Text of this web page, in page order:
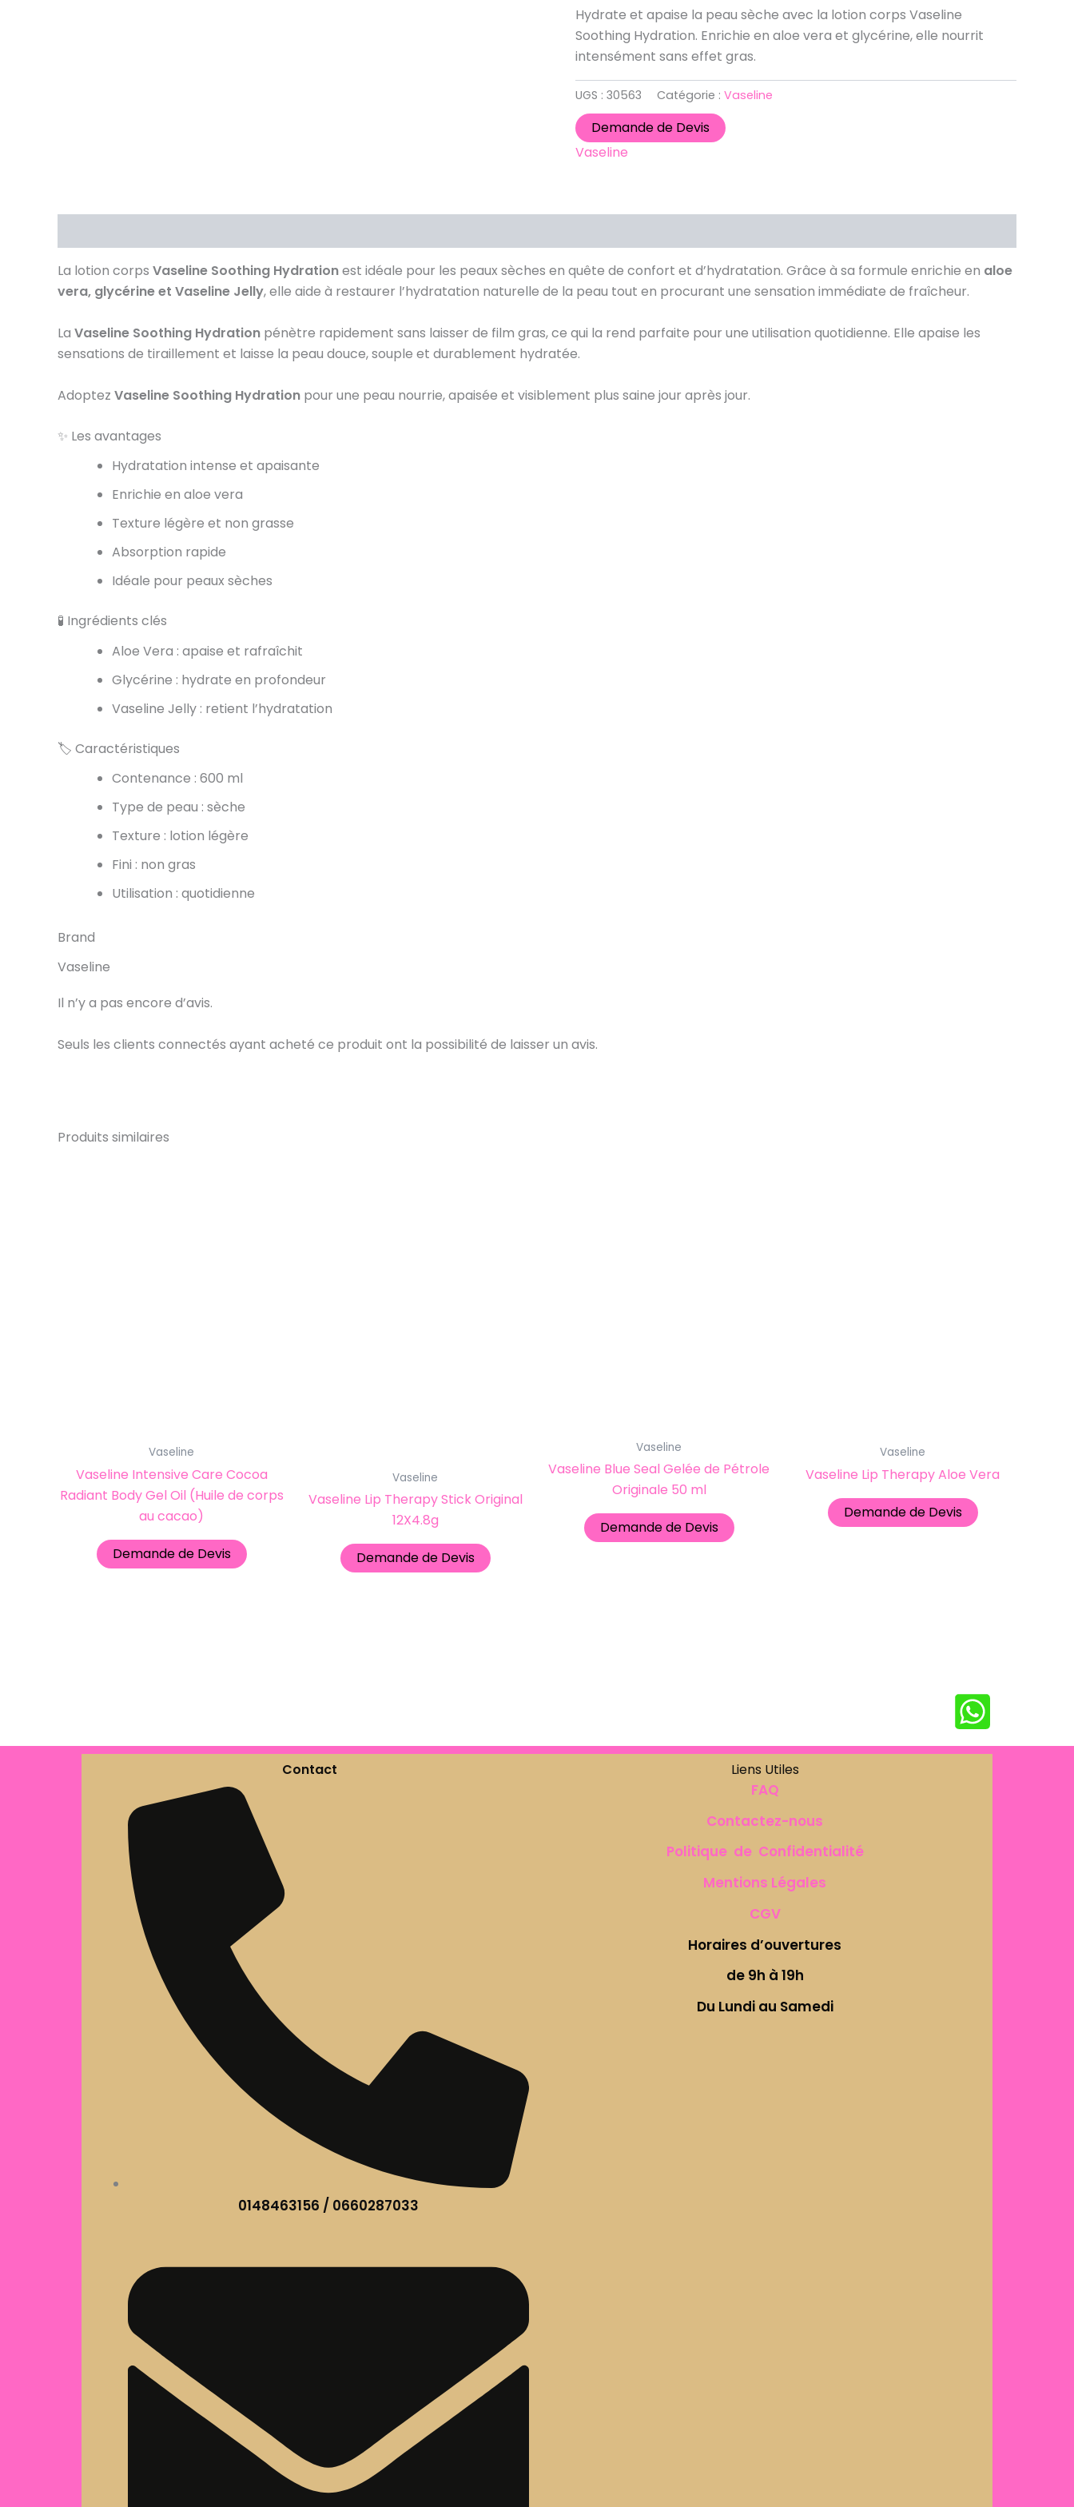
Hydrate et apaise la peau sèche avec la lotion corps Vaseline
Soothing Hydration. Enrichie en aloe vera et glycérine, elle nourrit
intensément sans effet gras.
UGS : 30563 Catégorie : Vaseline
Demande de Devis
Vaseline
La lotion corps Vaseline Soothing Hydrationest idéale pour les peaux sèches en quête de confort et d’hydratation. Grâce à sa formule enrichie en aloe
vera, glycérine et Vaseline Jelly, elle aide à restaurer l’hydratation naturelle de la peau tout en procurant une sensation immédiate de fraîcheur.
La Vaseline Soothing Hydration pénètre rapidement sans laisser de film gras, ce qui la rend parfaite pour une utilisation quotidienne. Elle apaise les
sensations de tiraillement et laisse la peau douce, souple et durablement hydratée.
Adoptez Vaseline Soothing Hydration pour une peau nourrie, apaisée et visiblement plus saine jour après jour.
✨ Les avantages
Hydratation intense et apaisante
Enrichie en aloe vera
Texture légère et non grasse
Absorption rapide
Idéale pour peaux sèches
🧪 Ingrédients clés
Aloe Vera : apaise et rafraîchit
Glycérine : hydrate en profondeur
Vaseline Jelly : retient l’hydratation
🏷️ Caractéristiques
Contenance : 600 ml
Type de peau : sèche
Texture : lotion légère
Fini : non gras
Utilisation : quotidienne
Brand
Vaseline
Il n’y a pas encore d’avis.
Seuls les clients connectés ayant acheté ce produit ont la possibilité de laisser un avis.
Produits similaires
Vaseline
Vaseline Intensive Care Cocoa
Radiant Body Gel Oil (Huile de corps
au cacao)
Demande de Devis
Vaseline
Vaseline Lip Therapy Stick Original
12X4.8g
Demande de Devis
Vaseline
Vaseline Blue Seal Gelée de Pétrole
Originale 50 ml
Demande de Devis
Vaseline
Vaseline Lip Therapy Aloe Vera
Demande de Devis
Contact
0148463156 / 0660287033
Liens Utiles
FAQ
Contactez-nous
Politique de Confidentialité
Mentions Légales
CGV
Horaires d’ouvertures
de 9h à 19h
Du Lundi au Samedi